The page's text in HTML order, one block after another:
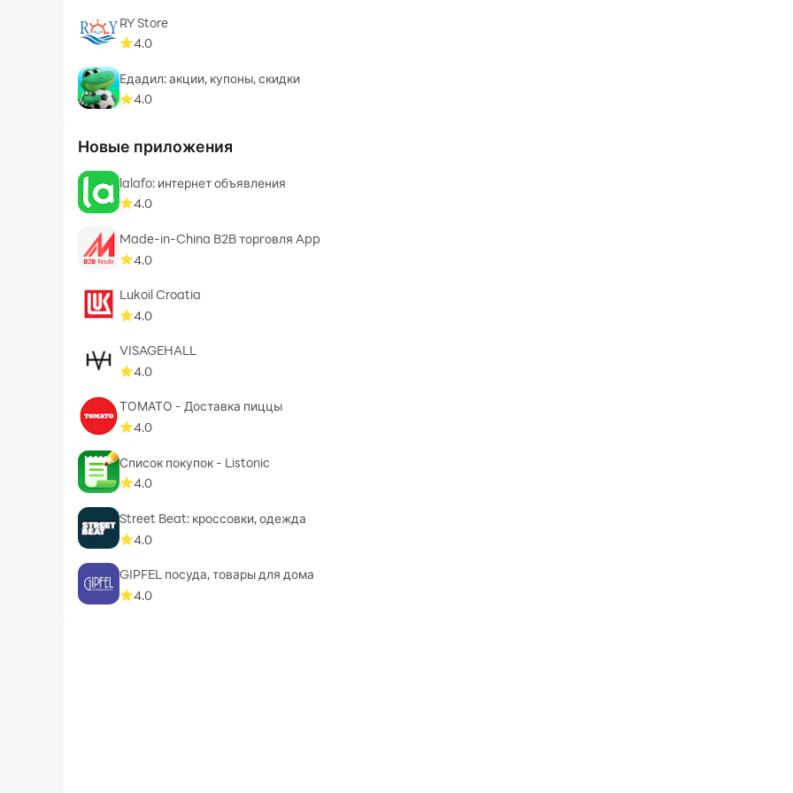
RY Store
4.0
Едадил: акции, купоны, скидки
4.0
Новые приложения
lalafo: интернет объявления
4.0
Made-in-China B2B торговля App
4.0
Lukoil Croatia
4.0
VISAGEHALL
4.0
ТОМАТО - Доставка пиццы
4.0
Список покупок - Listonic
4.0
Street Beat: кроссовки, одежда
4.0
GIPFEL посуда, товары для дома
4.0